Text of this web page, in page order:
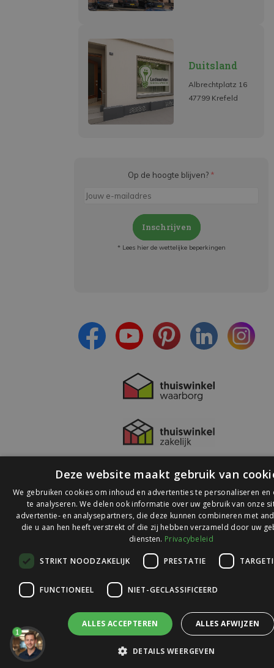
Duitsland
Albrechtplatz 16
47799 Krefeld
Op de hoogte blijven? *
Inschrijven
* Lees hier de wettelijke beperkingen
© 2026 Ledlichtdiscounter.nl
op
Webwinkelkeur
1
Deze website maakt gebruik van
We gebruiken cookies om inhoud en advertenties te personaliseren en
te analyseren. We delen ook informatie over uw gebruik van onze
advertentie- en analysepartners, die deze kunnen combineren met
die u aan hen heeft verstrekt of die zij hebben verzameld door uw
diensten. Privacybeleid
STRIKT NOODZAKELIJK PRESTATIE
FUNCTIONEEL NIET-GECLASSIFICEERD
ALLES ACCEPTEREN ALLES AFWIJZEN
DETAILS WEERGEVEN